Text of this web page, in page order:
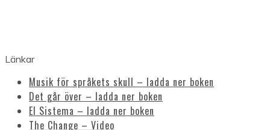
Länkar
Musik för språkets skull – ladda ner boken
Det går över – ladda ner boken
El Sistema – ladda ner boken
The Change – Video